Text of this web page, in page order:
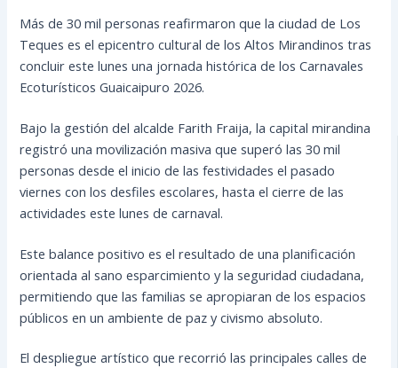
Más de 30 mil personas reafirmaron que la ciudad de Los
Teques es el epicentro cultural de los Altos Mirandinos tras
concluir este lunes una jornada histórica de los Carnavales
Ecoturísticos Guaicaipuro 2026.
Bajo la gestión del alcalde Farith Fraija, la capital mirandina
registró una movilización masiva que superó las 30 mil
personas desde el inicio de las festividades el pasado
viernes con los desfiles escolares, hasta el cierre de las
actividades este lunes de carnaval.
Este balance positivo es el resultado de una planificación
orientada al sano esparcimiento y la seguridad ciudadana,
permitiendo que las familias se apropiaran de los espacios
públicos en un ambiente de paz y civismo absoluto.
El despliegue artístico que recorrió las principales calles de